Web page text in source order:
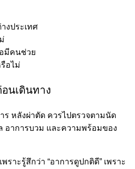
งประเทศ
มีคนช่วย
รือไม่
นเดินทาง
หลังผ่าตัด ควรไปตรวจตามนัด
อาการบวม และความพร้อมของ
ราะรู้สึกว่า “อาการดูปกติดี” เพราะ